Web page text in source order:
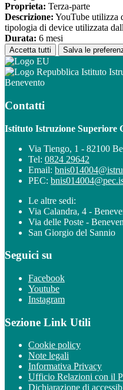
Proprieta: Terza-parte
Descrizione: YouTube utilizza
tipologia di device utilizzata
Durata: 6 mesi
Accetta tutti Salva le
Istituto
Benevento
Contatti
Istituto Istruzione Superiore
Via Tiengo, 1 - 82100
Tel: 0824 29642
Email:
PEC:
Le altre sedi:
Via Calandra, 4 -
Via delle Poste -
San Giorgio del Sannio
Seguici su
Facebook
Youtube
Instagram
Sezione Link Utili
Cookie policy
Note legali
Informativa Privacy
Ufficio Relazioni con il
Dichiarazione di